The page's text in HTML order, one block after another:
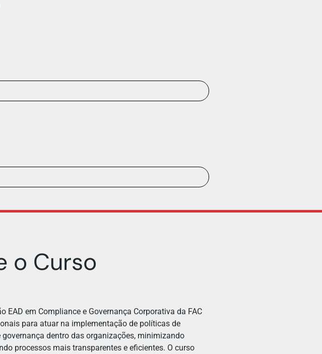
o Curso
EAD em Compliance e Governança Corporativa da FAC
para atuar na implementação de políticas de
dentro das organizações, minimizando
processos mais transparentes e eficientes. O curso